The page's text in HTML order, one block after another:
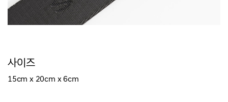
사이즈
15cm x 20cm x 6cm